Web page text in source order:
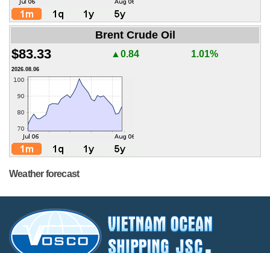
Brent Crude Oil
$83.33 ▲0.84 1.01%
2026.08.06
Weather forecast